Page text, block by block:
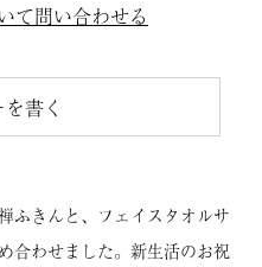
て問い合わせる
書く
ふきんと、フェイスタオルサ
合わせました。新生活のお祝